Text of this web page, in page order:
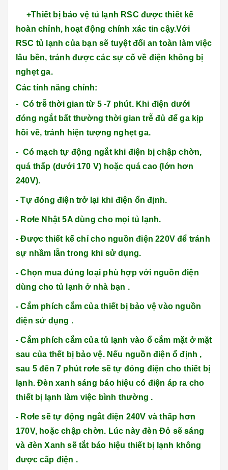
+Thiết bị bảo vệ tủ lạnh RSC được thiết kế
hoàn chỉnh, hoạt động chính xác tin cậy.Với
RSC tủ lạnh của bạn sẽ tuyệt đối an toàn làm việc
lâu bền, tránh được các sự cố về điện không bị
nghẹt ga.
Các tính năng chính:
- Có trễ thời gian từ 5 -7 phút. Khi điện dưới
đóng ngắt bất thường thời gian trễ đủ để ga kịp
hồi về, tránh hiện tượng nghẹt ga.
- Có mạch tự động ngắt khi điện bị chập chờn,
quá thấp (dưới 170 V) hoặc quá cao (lớn hơn
240V).
- Tự đóng điện trở lại khi điện ổn định.
- Rơle Nhật 5A dùng cho mọi tủ lạnh.
- Được thiết kế chỉ cho nguồn điện 220V để tránh
sự nhầm lẫn trong khi sử dụng.
- Chọn mua đúng loại phù hợp với nguồn điện
dùng cho tủ lạnh ở nhà bạn .
- Cắm phích cắm của thiết bị bảo vệ vào nguồn
điện sử dụng .
- Cắm phích cắm của tủ lạnh vào ổ cắm mặt ở mặt
sau của thết bị bảo vệ. Nếu nguồn điện ổ định ,
sau 5 đến 7 phút rơle sẽ tự đóng điện cho thiết bị
lạnh. Đèn xanh sáng báo hiệu có điện áp ra cho
thiết bị lạnh làm việc bình thường .
- Rơle sẽ tự động ngắt điện 240V và thấp hơn
170V, hoặc chập chờn. Lúc này đèn Đỏ sẽ sáng
và đèn Xanh sẽ tắt báo hiệu thiết bị lạnh không
được cấp điện .